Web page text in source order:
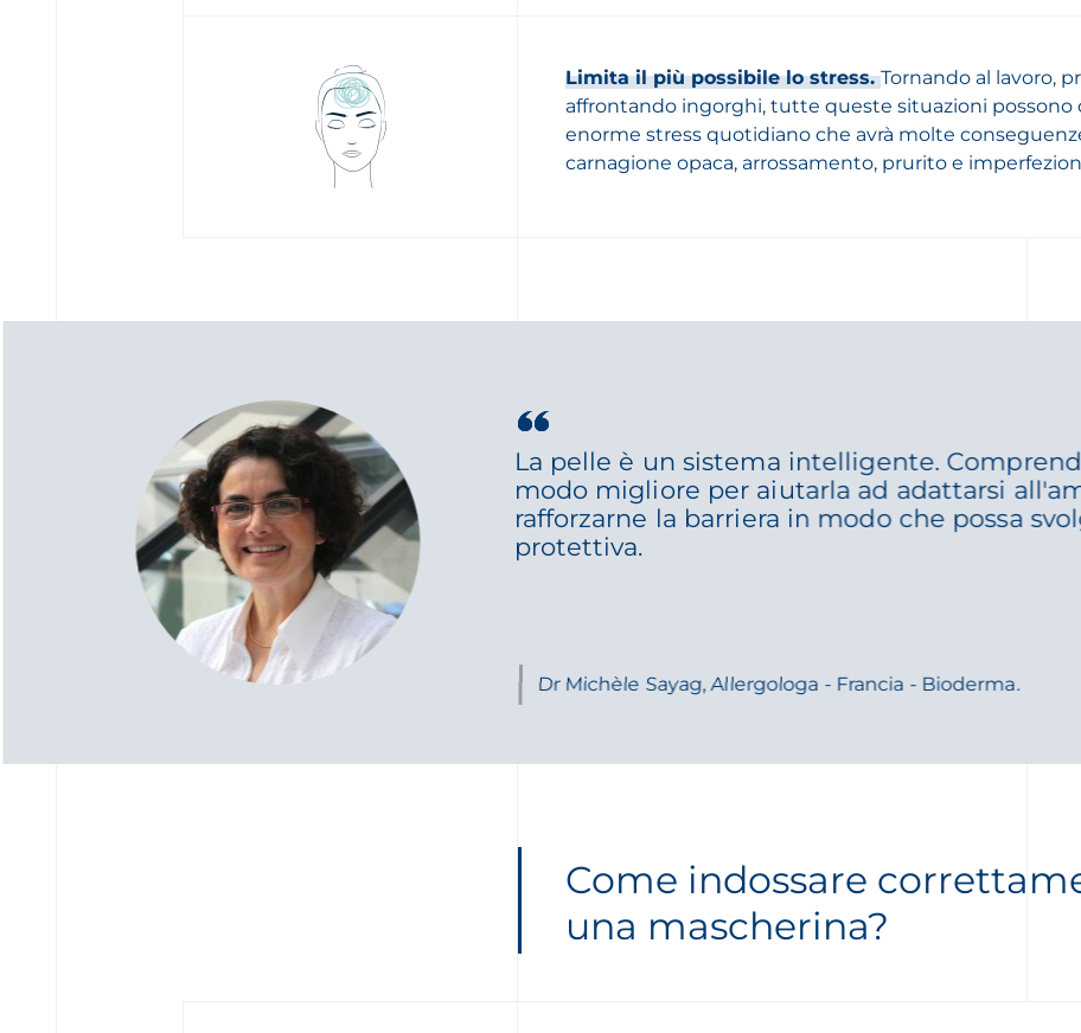
Limita il più possibile lo stress.Tornando al lavoro,
affrontando ingorghi, tutte queste situazioni possono
enorme stress quotidiano che avrà molte
carnagione opaca, arrossamento, prurito e
La pelle è un sistema intelligente.
modo migliore per aiutarla ad adattarsi
rafforzarne la barriera in modo che possa
protettiva.
Dr Michèle Sayag, Allergologa - Francia - Bioderma.
Come indossare
una mascherina?